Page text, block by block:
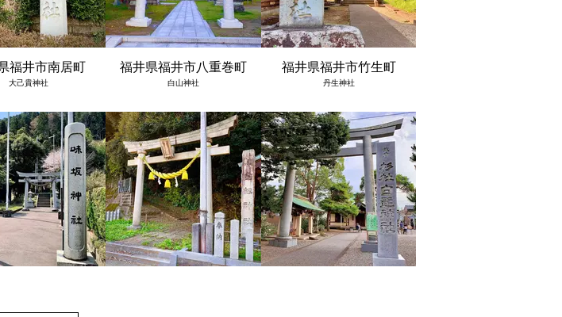
福井市南居町
大己貴神社
福井県福井市八重巻町
白山神社
福井県福井市竹生町
丹生神社